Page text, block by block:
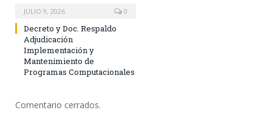
JULIO 9, 2026 0
Decreto y Doc. Respaldo
Adjudicación
Implementación y
Mantenimiento de
Programas Computacionales
Comentario cerrados.